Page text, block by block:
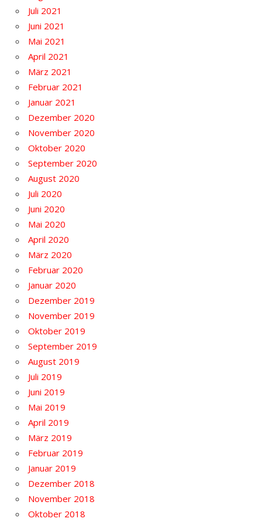
Juli 2021
Juni 2021
Mai 2021
April 2021
März 2021
Februar 2021
Januar 2021
Dezember 2020
November 2020
Oktober 2020
September 2020
August 2020
Juli 2020
Juni 2020
Mai 2020
April 2020
März 2020
Februar 2020
Januar 2020
Dezember 2019
November 2019
Oktober 2019
September 2019
August 2019
Juli 2019
Juni 2019
Mai 2019
April 2019
März 2019
Februar 2019
Januar 2019
Dezember 2018
November 2018
Oktober 2018